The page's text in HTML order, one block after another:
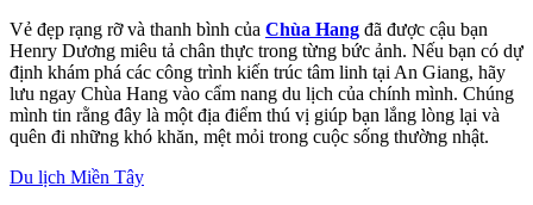
Vẻ đẹp rạng rỡ và thanh bình của Chùa Hang đã được cậu bạn
Henry Dương miêu tả chân thực trong từng bức ảnh. Nếu bạn có dự
định khám phá các công trình kiến trúc tâm linh tại An Giang, hãy
lưu ngay Chùa Hang vào cẩm nang du lịch của chính mình. Chúng
mình tin rằng đây là một địa điểm thú vị giúp bạn lắng lòng lại và
quên đi những khó khăn, mệt mỏi trong cuộc sống thường nhật.
Du lịch Miền Tây